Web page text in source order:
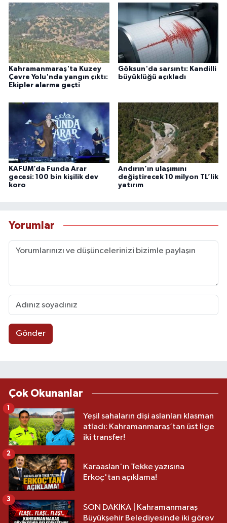
Kahramanmaraş'ta Kuzey
Çevre Yolu'nda yangın çıktı:
Ekipler alarma geçti
Göksun'da sarsıntı: Kandilli
büyüklüğü açıkladı
KAFUM’da Funda Arar
gecesi: 100 bin kişilik dev
koro
Andırın’ın ulaşımını
değiştirecek 10 milyon TL’lik
yatırım
Yorumlar
Gönder
Çok Okunanlar
Yeşil sahaların dişi aslanları klasman
atladı: Kahramanmaraş’tan üst lige
iki transfer!
1
Karaaslan'ın Tekke yazısına
Erkoç'tan açıklama!
2
SON DAKİKA | Kahramanmaraş
Büyükşehir Belediyesinde iki görev
3